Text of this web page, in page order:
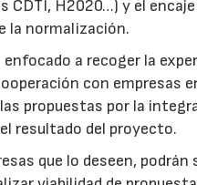
H2020…) y el
la normalización.
a recoger la
con empresas
propuestas por la
resultado del proyecto.
que lo deseen,